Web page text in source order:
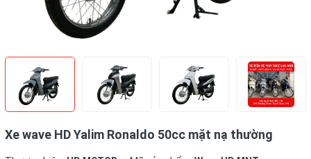
Xe wave HD Yalim Ronaldo 50cc mặt nạ thường